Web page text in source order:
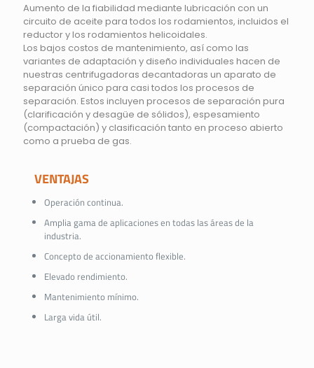
Aumento de la fiabilidad mediante lubricación con un
circuito de aceite para todos los rodamientos, incluidos el
reductor y los rodamientos helicoidales.
Los bajos costos de mantenimiento, así como las
variantes de adaptación y diseño individuales hacen de
nuestras centrifugadoras decantadoras un aparato de
separación único para casi todos los procesos de
separación. Estos incluyen procesos de separación pura
(clarificación y desagüe de sólidos), espesamiento
(compactación) y clasificación tanto en proceso abierto
como a prueba de gas.
VENTAJAS
Operación continua.
Amplia gama de aplicaciones en todas las áreas de la
industria.
Concepto de accionamiento flexible.
Elevado rendimiento.
Mantenimiento mínimo.
Larga vida útil.